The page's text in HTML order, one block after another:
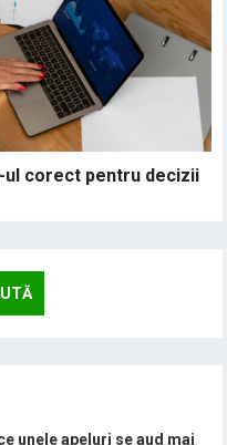
corect pentru decizii
unele apeluri se aud mai